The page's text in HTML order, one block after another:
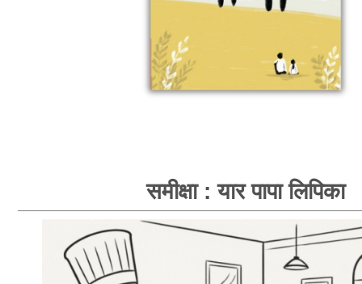
समीक्षा : यार पापा लिपिका